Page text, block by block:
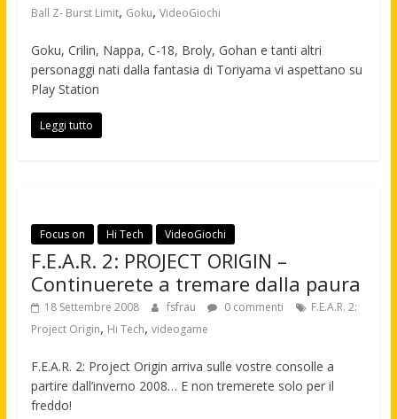
Ball Z- Burst Limit, Goku, VideoGiochi
Goku, Crilin, Nappa, C-18, Broly, Gohan e tanti altri
personaggi nati dalla fantasia di Toriyama vi aspettano su
Play Station
Leggi tutto
Focus on Hi Tech VideoGiochi
F.E.A.R. 2: PROJECT ORIGIN –
Continuerete a tremare dalla paura
18 Settembre 2008 fsfrau 0 commenti
F.E.A.R. 2:
Project Origin, Hi Tech, videogame
F.E.A.R. 2: Project Origin arriva sulle vostre consolle a
partire dall’inverno 2008… E non tremerete solo per il
freddo!